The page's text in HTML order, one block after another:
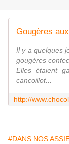
Il y a quelques
gougères
Elles étaient
cancoillot...
#DANS NOS